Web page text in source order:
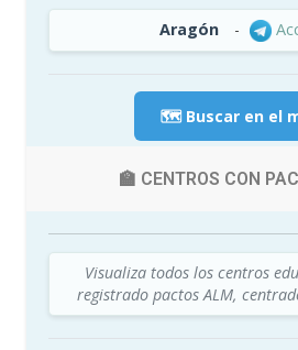
Aragón -
🗺️ Buscar en el
🏫 CENTROS CON
Visualiza todos los centros
registrado pactos ALM,